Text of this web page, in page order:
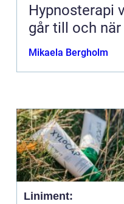
Hypnosterapi vad det Är, hur det
går till och
Mikaela Bergholm
Liniment: